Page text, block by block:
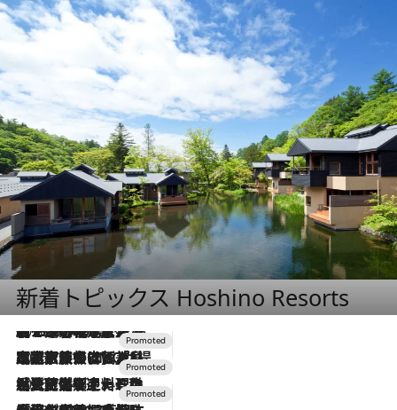
新着トピックス Hoshino Resorts
2026.8.7
【トンボの足水浴】ヒノキの香りに包まれて涼感マックス！約13℃の湧水かけ流しを避暑地「星野温泉 トンボの湯」で体験
2026.7.31
【ホテル帰省】という選択肢をOMOが提案。家族とほどよい距離を保つには「昼は実家、夜は気兼ねなくホテルで！」
2026.7.24
【夏限定ディナーコース】旬を迎える稚鮎や花ズッキーニなどをイタリア・トスカーナの郷土料理の手法で満喫！